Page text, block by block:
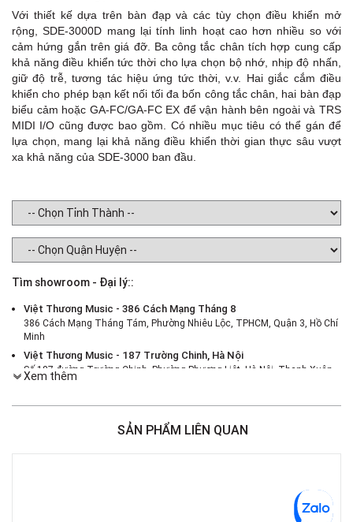
Với thiết kế dựa trên bàn đạp và các tùy chọn điều khiển mở
rộng, SDE-3000D mang lại tính linh hoạt cao hơn nhiều so với
cảm hứng gắn trên giá đỡ. Ba công tắc chân tích hợp cung cấp
khả năng điều khiển tức thời cho lựa chọn bộ nhớ, nhịp độ nhấn,
giữ độ trễ, tương tác hiệu ứng tức thời, v.v. Hai giắc cắm điều
khiển cho phép bạn kết nối tối đa bốn công tắc chân, hai bàn đạp
biểu cảm hoặc GA-FC/GA-FC EX để vận hành bên ngoài và TRS
MIDI I/O cũng được bao gồm. Có nhiều mục tiêu có thể gán để
lựa chọn, mang lại khả năng điều khiển thời gian thực sâu vượt
xa khả năng của SDE-3000 ban đầu.
Tìm showroom - Đại lý::
Việt Thương Music - 386 Cách Mạng Tháng 8
386 Cách Mạng Tháng Tám, Phường Nhiêu Lộc, TPHCM, Quận 3, Hồ Chí
Minh
Việt Thương Music - 187 Trường Chinh, Hà Nội
Số 187 đường Trường Chinh, Phường Phương Liệt, Hà Nội, Thanh Xuân ,
Hà Nội
Việt Thương Music - Crescent Mall
180B Võ Thị Sáu, Phường Xuân Hòa, TPHCM, Quận 3, Hồ Chí Minh
Xem thêm
SẢN PHẨM LIÊN QUAN